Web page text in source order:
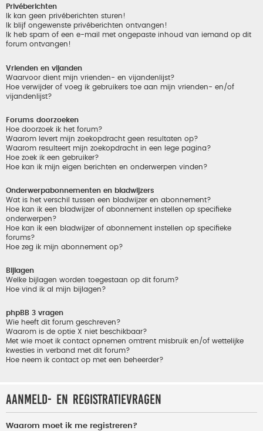
Privéberichten
Ik kan geen privéberichten sturen!
Ik blijf ongewenste privéberichten ontvangen!
Ik heb spam of een e-mail met ongepaste inhoud van iemand op dit
forum ontvangen!
Vrienden en vijanden
Waarvoor dient mijn vrienden- en vijandenlijst?
Hoe verwijder of voeg ik gebruikers toe aan mijn vrienden- en/of
vijandenlijst?
Forums doorzoeken
Hoe doorzoek ik het forum?
Waarom levert mijn zoekopdracht geen resultaten op?
Waarom resulteert mijn zoekopdracht in een lege pagina?
Hoe zoek ik een gebruiker?
Hoe kan ik mijn eigen berichten en onderwerpen vinden?
Onderwerpabonnementen en bladwijzers
Wat is het verschil tussen een bladwijzer en abonnement?
Hoe kan ik een bladwijzer of abonnement instellen op specifieke
onderwerpen?
Hoe kan ik een bladwijzer of abonnement instellen op specifieke
forums?
Hoe zeg ik mijn abonnement op?
Bijlagen
Welke bijlagen worden toegestaan op dit forum?
Hoe vind ik al mijn bijlagen?
phpBB 3 vragen
Wie heeft dit forum geschreven?
Waarom is de optie X niet beschikbaar?
Met wie moet ik contact opnemen omtrent misbruik en/of wettelijke
kwesties in verband met dit forum?
Hoe neem ik contact op met een beheerder?
Aanmeld- en registratievragen
Waarom moet ik me registreren?